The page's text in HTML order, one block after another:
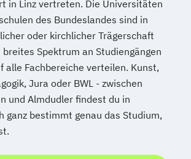
(DE/EN)
(DE/EN)
Pflege
Pflegepädagogik
(DE/EN)
in Linz vertreten. Die Universitäten
des Bundeslandes sind in
oder kirchlicher Trägerschaft
Spektrum an Studiengängen
alle Fachbereiche verteilen. Kunst,
Jura oder BWL - zwischen
und Almdudler findest du in
ganz bestimmt genau das Studium,